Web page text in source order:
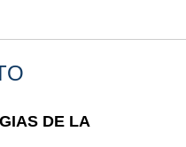
DE LA